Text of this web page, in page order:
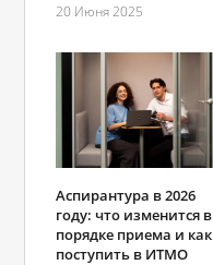
20 Июня 2025
Аспирантура в 2026
году: что изменится в
порядке приема и как
поступить в ИТМО